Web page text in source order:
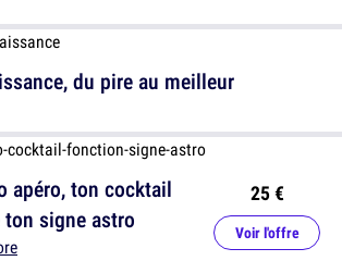
apéro, ton cocktail
signe astro
25 €
Voir l'offre
du pire au meilleur